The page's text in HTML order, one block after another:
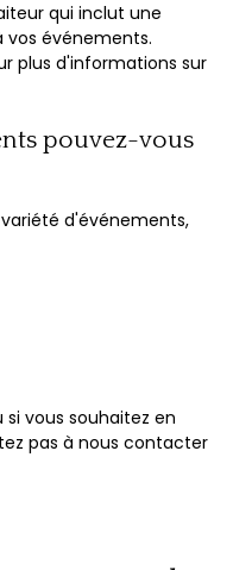
qui inclut une
vos événements.
plus d'informations sur
pouvez-vous
d'événements,
vous souhaitez en
pas à nous contacter